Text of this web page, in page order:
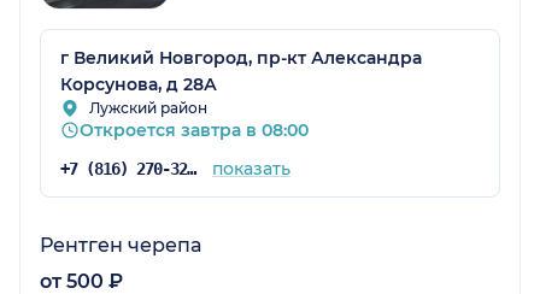
г Великий Новгород, пр-кт Александра
Корсунова, д 28А
Лужский район
Откроется завтра в 08:00
+7 (816) 270-32-32 показать
Рентген черепа
от 500 ₽